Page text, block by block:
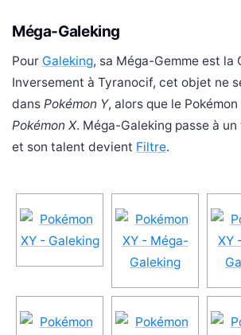
Méga-Galeking
Pour Galeking, sa Méga-Gemme est la
Inversement à Tyranocif, cet objet ne
dans Pokémon Y, alors que le
Pokémon X. Méga-Galeking passe à
et son talent devient Filtre.